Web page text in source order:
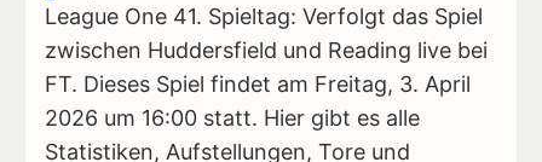
League One 41. Spieltag: Verfolgt das Spiel
zwischen Huddersfield und Reading live bei
FT. Dieses Spiel findet am Freitag, 3. April
2026 um 16:00 statt. Hier gibt es alle
Statistiken, Aufstellungen, Tore und